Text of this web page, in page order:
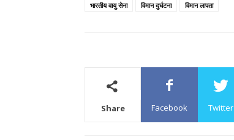
भारतीय वायु सेना
विमान दुर्घटना विमान लापता
Share Facebook Twitter